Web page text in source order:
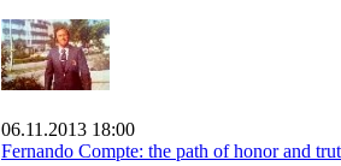
06.11.2013 18:00
Fernando Compte: the path of honor and